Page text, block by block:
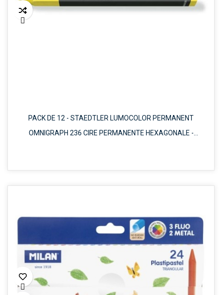

PACK DE 12 - STAEDTLER LUMOCOLOR PERMANENT
OMNIGRAPH 236 CIRE PERMANENTE HEXAGONALE -
